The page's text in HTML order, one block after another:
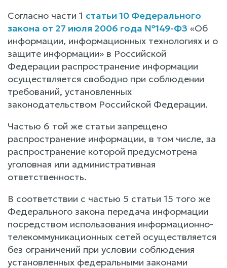
Согласно части 1 статьи 10 Федерального
закона от 27 июля 2006 года №149-ФЗ «Об
информации, информационных технологиях и о
защите информации» в Российской
Федерации распространение информации
осуществляется свободно при соблюдении
требований, установленных
законодательством Российской Федерации.
Частью 6 той же статьи запрещено
распространение информации, в том числе, за
распространение которой предусмотрена
уголовная или административная
ответственность.
В соответствии с частью 5 статьи 15 того же
Федерального закона передача информации
посредством использования информационно-
телекоммуникационных сетей осуществляется
без ограничений при условии соблюдения
установленных федеральными законами